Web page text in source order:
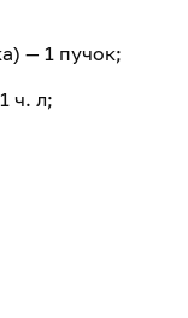
— 1 пучок;
ч. л;